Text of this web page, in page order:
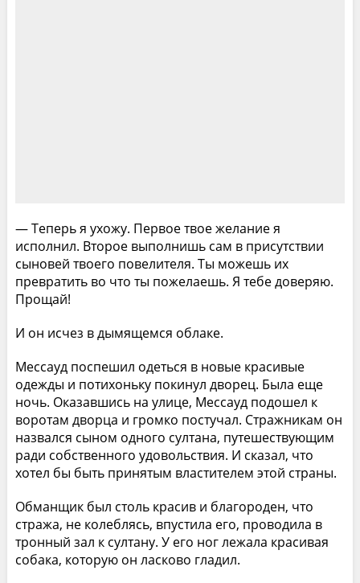
— Теперь я ухожу. Первое твое желание я
исполнил. Второе выполнишь сам в присутствии
сыновей твоего повелителя. Ты можешь их
превратить во что ты пожелаешь. Я тебе доверяю.
Прощай!
И он исчез в дымящемся облаке.
Мессауд поспешил одеться в новые красивые
одежды и потихоньку покинул дворец. Была еще
ночь. Оказавшись на улице, Мессауд подошел к
воротам дворца и громко постучал. Стражникам он
назвался сыном одного султана, путешествующим
ради собственного удовольствия. И сказал, что
хотел бы быть принятым властителем этой страны.
Обманщик был столь красив и благороден, что
стража, не колеблясь, впустила его, проводила в
тронный зал к султану. У его ног лежала красивая
собака, которую он ласково гладил.